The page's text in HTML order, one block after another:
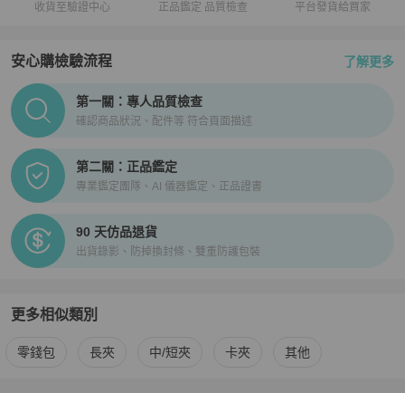
收貨至驗證中心 正品鑑定 品質檢查 平台發貨給買家
安心購檢驗流程 了解更多
PopChill拍拍圈正品驗證、安心購檢驗流程介紹
第一關：專人品質檢查
確認商品狀況、配件等 符合頁面描述
第二關：正品鑑定
專業鑑定團隊、AI 儀器鑑定、正品證書
90 天仿品退貨
出貨錄影、防掉換封條、雙重防護包裝
更多相似類別
更多Hermès 女士錢包 / 小皮件 相似商品推薦
零錢包 長夾 中/短夾 卡夾 其他